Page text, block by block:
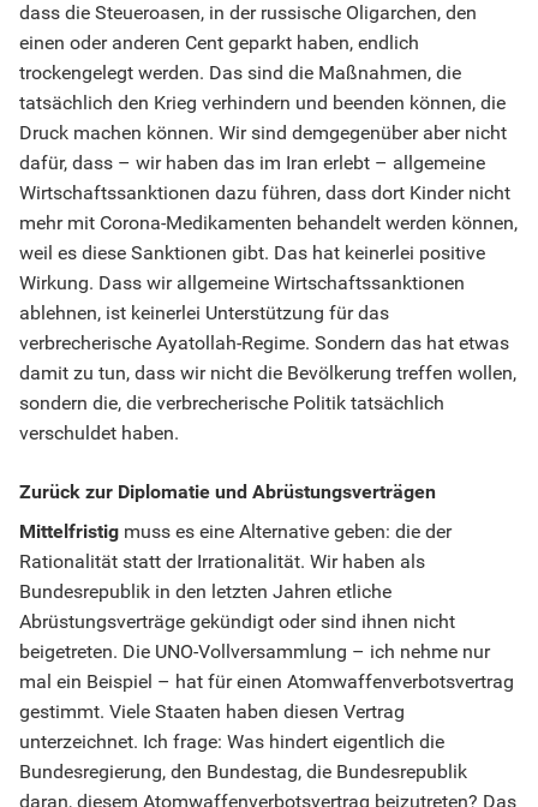
dass die Steueroasen, in der russische Oligarchen, den
einen oder anderen Cent geparkt haben, endlich
trockengelegt werden. Das sind die Maßnahmen, die
tatsächlich den Krieg verhindern und beenden können, die
Druck machen können. Wir sind demgegenüber aber nicht
dafür, dass – wir haben das im Iran erlebt – allgemeine
Wirtschaftssanktionen dazu führen, dass dort Kinder nicht
mehr mit Corona-Medikamenten behandelt werden können,
weil es diese Sanktionen gibt. Das hat keinerlei positive
Wirkung. Dass wir allgemeine Wirtschaftssanktionen
ablehnen, ist keinerlei Unterstützung für das
verbrecherische Ayatollah-Regime. Sondern das hat etwas
damit zu tun, dass wir nicht die Bevölkerung treffen wollen,
sondern die, die verbrecherische Politik tatsächlich
verschuldet haben.
Zurück zur Diplomatie und Abrüstungsverträgen
Mittelfristig muss es eine Alternative geben: die der
Rationalität statt der Irrationalität. Wir haben als
Bundesrepublik in den letzten Jahren etliche
Abrüstungsverträge gekündigt oder sind ihnen nicht
beigetreten. Die UNO-Vollversammlung – ich nehme nur
mal ein Beispiel – hat für einen Atomwaffenverbotsvertrag
gestimmt. Viele Staaten haben diesen Vertrag
unterzeichnet. Ich frage: Was hindert eigentlich die
Bundesregierung, den Bundestag, die Bundesrepublik
daran, diesem Atomwaffenverbotsvertrag beizutreten? Das